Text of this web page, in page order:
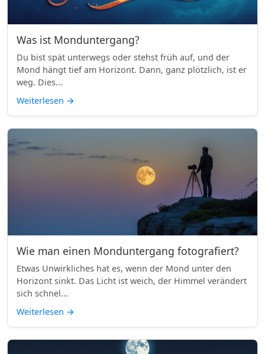
Was ist Monduntergang?
Du bist spät unterwegs oder stehst früh auf, und der
Mond hängt tief am Horizont. Dann, ganz plötzlich, ist er
weg. Dies...
Weiterlesen →
Wie man einen Monduntergang fotografiert?
Etwas Unwirkliches hat es, wenn der Mond unter den
Horizont sinkt. Das Licht ist weich, der Himmel verändert
sich schnel...
Weiterlesen →